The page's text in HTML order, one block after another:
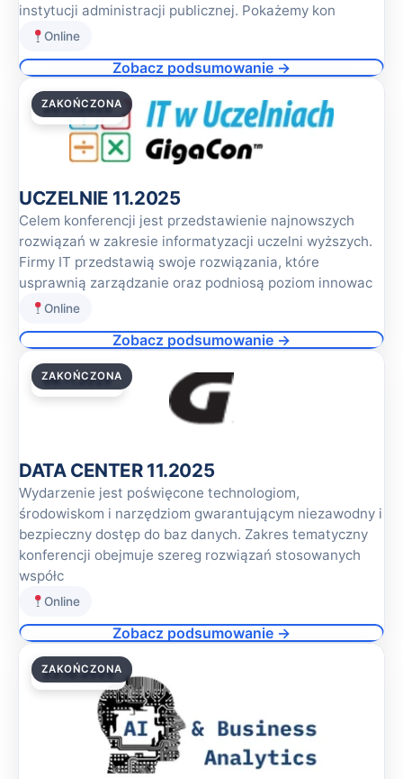
instytucji administracji publicznej. Pokażemy kon
Online
Zobacz podsumowanie →
20.11.2025
ZAKOŃCZONA
UCZELNIE 11.2025
Celem konferencji jest przedstawienie najnowszych
rozwiązań w zakresie informatyzacji uczelni wyższych.
Firmy IT przedstawią swoje rozwiązania, które
usprawnią zarządzanie oraz podniosą poziom innowac
Online
Zobacz podsumowanie →
06.11.2025
ZAKOŃCZONA
DATA CENTER 11.2025
Wydarzenie jest poświęcone technologiom,
środowiskom i narzędziom gwarantującym niezawodny i
bezpieczny dostęp do baz danych. Zakres tematyczny
konferencji obejmuje szereg rozwiązań stosowanych
współc
Online
Zobacz podsumowanie →
23.10.2025
ZAKOŃCZONA